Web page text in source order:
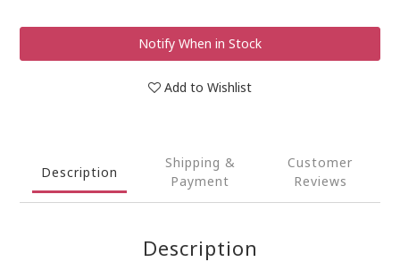
Notify When in Stock
Add to Wishlist
Description
Shipping &
Payment
Customer
Reviews
Description